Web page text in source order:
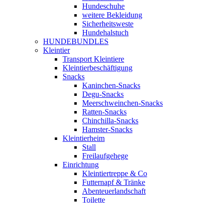
Hundeschuhe
weitere Bekleidung
Sicherheitsweste
Hundehalstuch
HUNDEBUNDLES
Kleintier
Transport Kleintiere
Kleintierbeschäftigung
Snacks
Kaninchen-Snacks
Degu-Snacks
Meerschweinchen-Snacks
Ratten-Snacks
Chinchilla-Snacks
Hamster-Snacks
Kleintierheim
Stall
Freilaufgehege
Einrichtung
Kleintiertreppe & Co
Futternapf & Tränke
Abenteuerlandschaft
Toilette